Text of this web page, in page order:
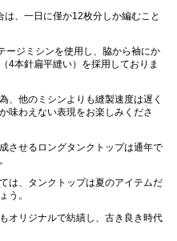
、一日に僅か12枚分しか編むこと
ジミシンを使用し、脇から袖にか
4本針扁平縫い）を採用しておりま
、他のミシンよりも縫製速度は遅く
味わえない表現をお楽しみくださ
させるロングタンクトップは通年で
は、タンクトップは夏のアイテムだ
う。
オリジナルで紡績し、古き良き時代